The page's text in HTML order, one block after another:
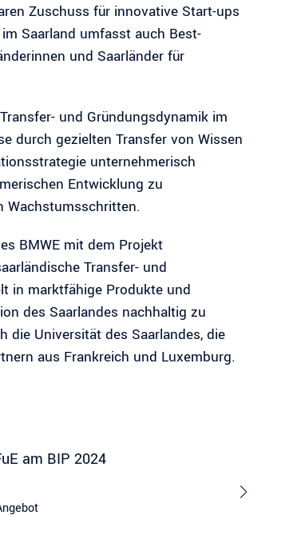
Zuschuss für innovative Start-ups
Saarland umfasst auch Best-
und Saarländer für
und Gründungsdynamik im
durch gezielten Transfer von Wissen
unternehmerisch
Entwicklung zu
Wachstumsschritten.
BMWE mit dem Projekt
Transfer- und
in marktfähige Produkte und
des Saarlandes nachhaltig zu
die Universität des Saarlandes, die
aus Frankreich und Luxemburg.
am BIP 2024